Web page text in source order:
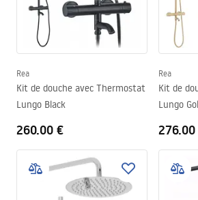
Rea
Kit de douche avec Thermostat
Lungo Black
260.00 €
Rea
Kit de
Lungo